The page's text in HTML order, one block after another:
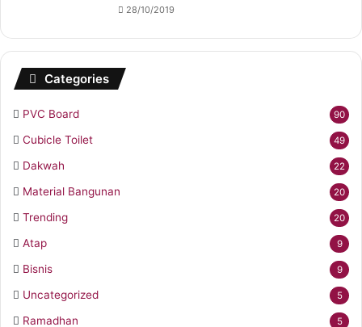
28/10/2019
Categories
PVC Board 90
Cubicle Toilet 49
Dakwah 22
Material Bangunan 20
Trending 20
Atap 9
Bisnis 9
Uncategorized 5
Ramadhan 5